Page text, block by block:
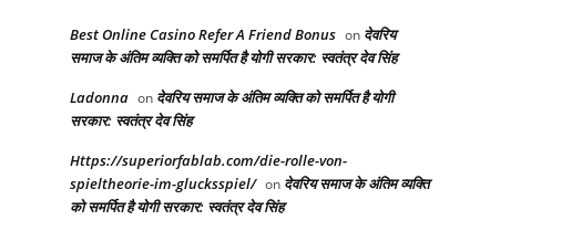
Best Online Casino Refer A Friend Bonus on देवरिय
समाज के अंतिम व्यक्ति को समर्पित है योगी सरकार: स्वतंत्र देव सिंह
Ladonna on देवरिय समाज के अंतिम व्यक्ति को समर्पित है योगी
सरकार: स्वतंत्र देव सिंह
Https://superiorfablab.com/die-rolle-von-
spieltheorie-im-glucksspiel/ on देवरिय समाज के अंतिम व्यक्ति
को समर्पित है योगी सरकार: स्वतंत्र देव सिंह